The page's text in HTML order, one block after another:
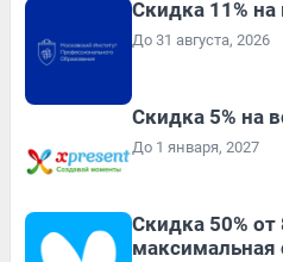
Скидка 11% на
До 31 августа, 2026
Скидка 5% на
До 1 января, 2027
Скидка 50%
максимальная